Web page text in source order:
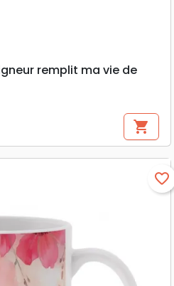
remplit ma vie de
shopping_cart
favorite_border